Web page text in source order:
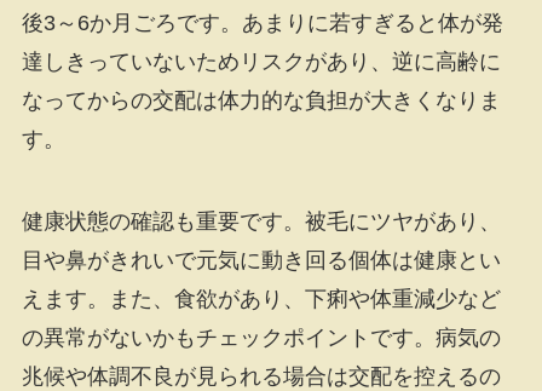
後3～6か月ごろです。あまりに若すぎると体が発
達しきっていないためリスクがあり、逆に高齢に
なってからの交配は体力的な負担が大きくなりま
す。
健康状態の確認も重要です。被毛にツヤがあり、
目や鼻がきれいで元気に動き回る個体は健康とい
えます。また、食欲があり、下痢や体重減少など
の異常がないかもチェックポイントです。病気の
兆候や体調不良が見られる場合は交配を控えるの